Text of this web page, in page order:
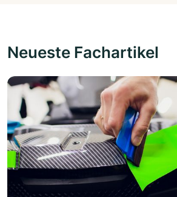
Neueste Fachartikel